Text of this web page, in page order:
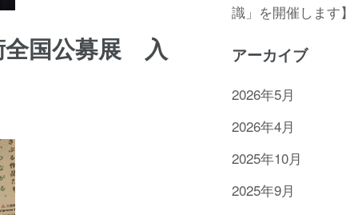
国公募展 入
識」を開催します】
アーカイブ
2026年5月
2026年4月
2025年10月
2025年9月